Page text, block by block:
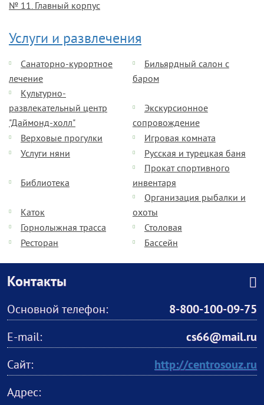
№ 11. Главный корпус
Услуги и развлечения
Санаторно-курортное
лечение
Бильярдный салон с
баром
Культурно-
развлекательный центр
"Даймонд-холл"
Экскурсионное
сопровождение
Верховые прогулки
Игровая комната
Услуги няни
Русская и турецкая баня
Библиотека
Прокат спортивного
инвентаря
Каток
Организация рыбалки и
охоты
Горнолыжная трасса
Столовая
Ресторан
Бассейн
Контакты
Основной телефон:
8-800-100-09-75
E-mail:
cs66@mail.ru
Сайт:
http://centrosouz.ru
Адрес: